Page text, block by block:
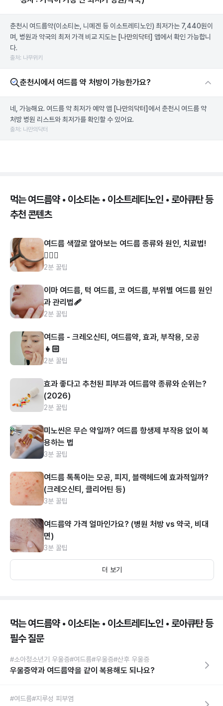
춘천시 여드름약(이소티논, 니메겐 등 이소트레티노인) 최저가는 7,440원이
며, 병원과 약국의 최저 가격 비교 지도는 [나만의닥터] 앱에서 확인 가능합니
다.
출처: 나무위키
춘천시에서 여드름 약 처방이 가능한가요?
네, 가능해요. 여드름 약 최저가 예약 앱 [나만의닥터] 에서 춘천시 여드름 약
처방 병원 리스트와 최저가를 확인할 수 있어요.
출처: 나만의닥터
먹는 여드름약 • 이소티논 • 이소트레티노인 • 로아큐탄 등
추천 콘텐츠
여드름 색깔로 알아보는 여드름 종류와 원인, 치료법!
👩🏻‍⚕️
2분 꿀팁
이마 여드름, 턱 여드름, 코 여드름, 부위별 여드름 원인
과 관리법🩹
2분 꿀팁
여드름 - 크레오신티, 여드름약, 효과, 부작용, 모공
👧🏻
2분 꿀팁
효과 좋다고 추천된 피부과 여드름약 종류와 순위는?
(2026)
2분 꿀팁
미노씬은 무슨 약일까? 여드름 항생제 부작용 없이 복
용하는 법
3분 꿀팁
여드름 톡톡이는 모공, 피지, 블랙헤드에 효과적일까?
(크레오신티, 클리어틴 등)
3분 꿀팁
여드름약 가격 얼마인가요? (병원 처방 vs 약국, 비대
면)
3분 꿀팁
더 보기
먹는 여드름약 • 이소티논 • 이소트레티노인 • 로아큐탄 등
필수 질문
#소아청소년기 우울증#여드름#우울증#산후 우울증
우울증약과 여드름약을 같이 복용해도 되나요?
#여드름#지루성 피부염